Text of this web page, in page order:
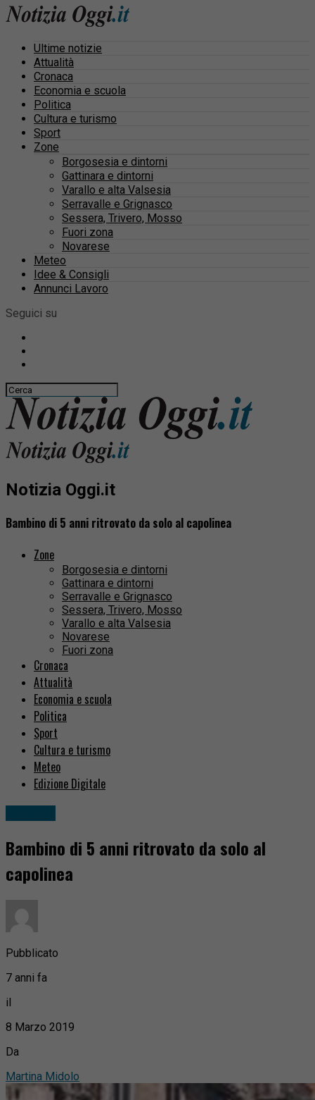
Ultime notizie
Attualità
Cronaca
Economia e scuola
Politica
Cultura e turismo
Sport
Zone
Borgosesia e dintorni
Gattinara e dintorni
Varallo e alta Valsesia
Serravalle e Grignasco
Sessera, Trivero, Mosso
Fuori zona
Novarese
Meteo
Idee & Consigli
Annunci Lavoro
Seguici su
Notizia Oggi.it
Bambino di 5 anni ritrovato da solo al capolinea
Zone
Borgosesia e dintorni
Gattinara e dintorni
Serravalle e Grignasco
Sessera, Trivero, Mosso
Varallo e alta Valsesia
Novarese
Fuori zona
Cronaca
Attualità
Economia e scuola
Politica
Sport
Cultura e turismo
Meteo
Edizione Digitale
Bambino di 5 anni ritrovato da solo al
capolinea
Pubblicato
7 anni fa
il
8 Marzo 2019
Da
Martina Midolo